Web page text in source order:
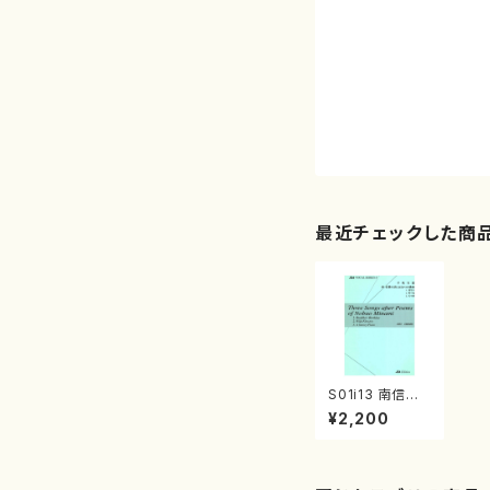
最近チェックした商
S01i13 南信雄
の詩による３つ
の歌曲（歌/千秋
¥2,200